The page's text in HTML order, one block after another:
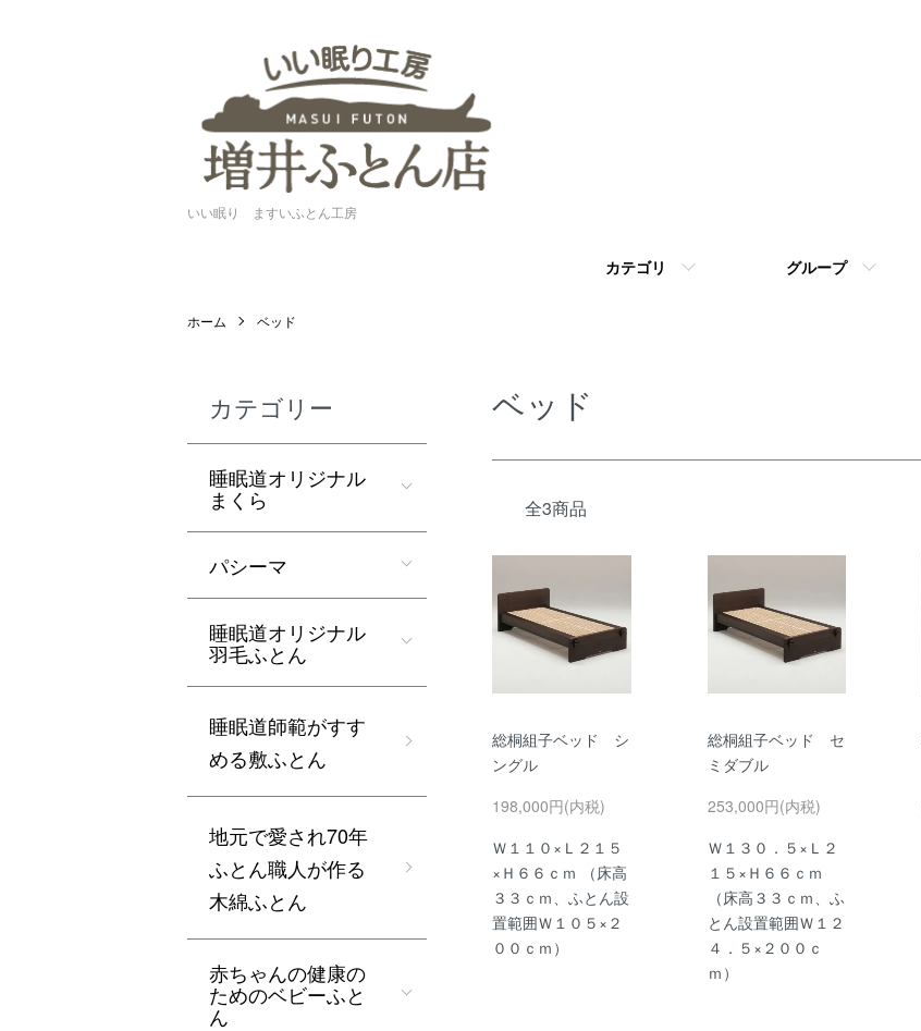
いい眠り ますいふとん工房
カテゴリ グループ
ホーム ベッド
ベッド
全3商品
総桐組子ベッド シ
ングル
198,000円(内税)
Ｗ１１０×Ｌ２１５
×Ｈ６６ｃｍ （床高
３３ｃｍ、ふとん設
置範囲Ｗ１０５×２
００ｃｍ）
総桐組子ベッド セ
ミダブル
253,000円(内税)
Ｗ１３０．５×Ｌ２
１５×Ｈ６６ｃｍ
（床高３３ｃｍ、ふ
とん設置範囲Ｗ１２
４．５×２００ｃ
ｍ）
カテゴリー
睡眠道オリジナル
まくら
パシーマ
睡眠道オリジナル
羽毛ふとん
睡眠道師範がすす
める敷ふとん
地元で愛され70年
ふとん職人が作る
木綿ふとん
赤ちゃんの健康の
ためのベビーふと
ん